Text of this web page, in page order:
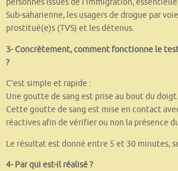
personnes issues de l’immigration,
Sub-saharienne, les usagers de drogue par
prostitué(e)s (TVS) et les détenus.
3- Concrètement, comment fonctionne le
?
C’est simple et rapide :
Une goutte de sang est prise au bout du doigt.
Cette goutte de sang est mise en contact
réactives afin de vérifier ou non la présence
Le résultat est donné entre 5 et 30 minutes,
4- Par qui est-il réalisé ?